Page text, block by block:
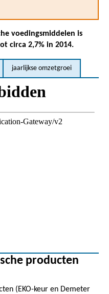
voedingsmiddelen is
circa 2,7% in 2014.
jaarlijkse omzetgroei
producten
(EKO-keur en Demeter